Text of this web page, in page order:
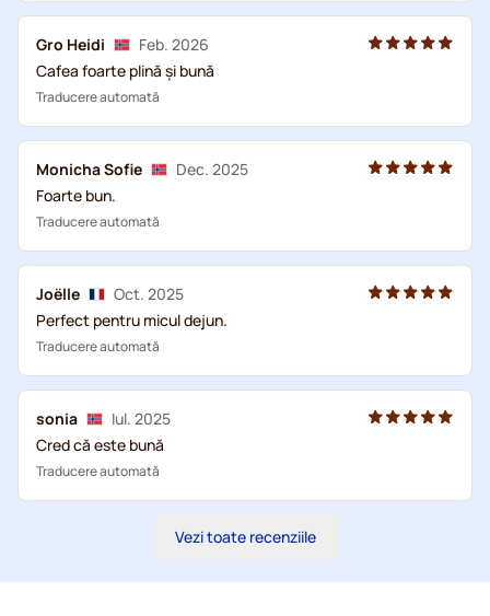
Gro Heidi
Feb. 2026
Cafea foarte plină și bună
Traducere automată
Monicha Sofie
Dec. 2025
Foarte bun.
Traducere automată
Joëlle
Oct. 2025
Perfect pentru micul dejun.
Traducere automată
sonia
Iul. 2025
Cred că este bună
Traducere automată
Vezi toate recenziile